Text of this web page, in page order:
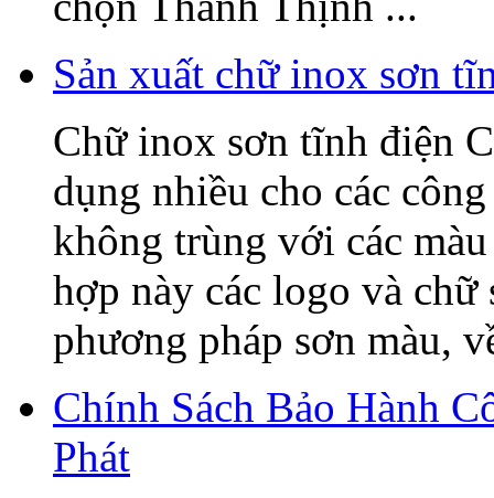
Sản xuất chữ inox sơn
Chữ inox sơn tĩnh điện
dụng nhiều cho các
không trùng với các
hợp này các logo và chữ
phương pháp sơn màu,
Chính Sách Bảo Hành
Phát